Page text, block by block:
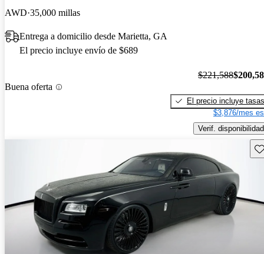
AWD 35,000 millas
Entrega a domicilio desde Marietta, GA
El precio incluye envío de $689
Buena oferta
$221,588
El precio incluye tasas
$3,876/mes
Verif. disponibilidad